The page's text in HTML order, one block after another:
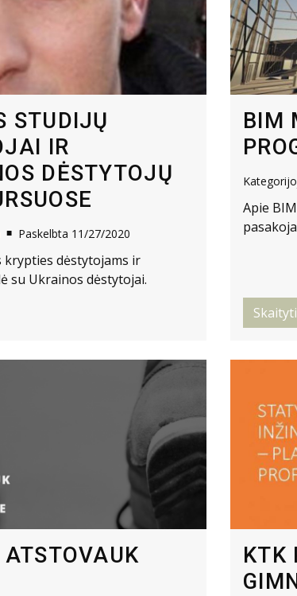
STUDIJŲ
IR
DĖSTYTOJŲ
Paskelbta 11/27/2020
krypties dėstytojams ir
su Ukrainos dėstytojai.
BIM
Apie
KTK